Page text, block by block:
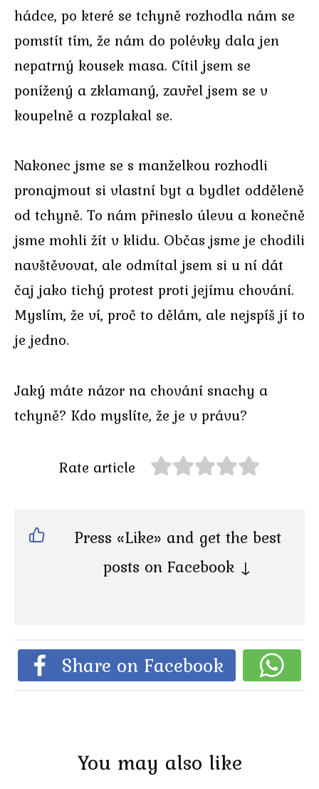
hádce, po které se tchyně rozhodla nám se
pomstít tím, že nám do polévky dala jen
nepatrný kousek masa. Cítil jsem se
ponížený a zklamaný, zavřel jsem se v
koupelně a rozplakal se.
Nakonec jsme se s manželkou rozhodli
pronajmout si vlastní byt a bydlet odděleně
od tchyně. To nám přineslo úlevu a konečně
jsme mohli žít v klidu. Občas jsme je chodili
navštěvovat, ale odmítal jsem si u ní dát
čaj jako tichý protest proti jejímu chování.
Myslím, že ví, proč to dělám, ale nejspíš jí to
je jedno.
Jaký máte názor na chování snachy a
tchyně? Kdo myslíte, že je v právu?
Rate article
Press «Like» and get the best
posts on Facebook ↓
Share on Facebook
You may also like